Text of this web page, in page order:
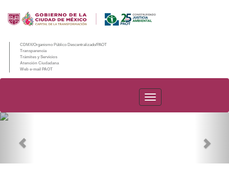
CDMX/Organismo Público Descentralizado/PAOT
Transparencia
Trámites y Servicios
Atención Ciudadana
Web e-mail PAOT
PAOT